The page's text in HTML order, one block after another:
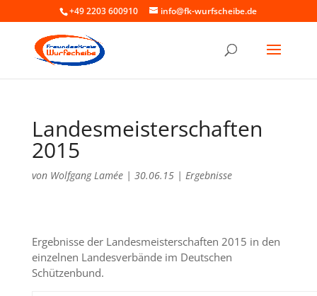
+49 2203 600910 info@fk-wurfscheibe.de
Landesmeisterschaften
2015
von Wolfgang Lamée| 30.06.15| Ergebnisse
Ergebnisse der Landesmeisterschaften 2015 in den
einzelnen Landesverbände im Deutschen
Schützenbund.